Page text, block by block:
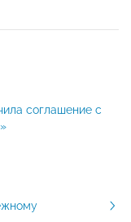
соглашение с